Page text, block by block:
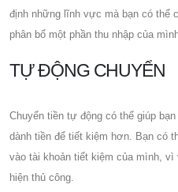
định những lĩnh vực mà bạn có thể
phân bổ một phần thu nhập của
TỰ ĐỘNG CHUYỂN
Chuyển tiền tự động có thể giúp
dành tiền để tiết kiệm hơn. Bạn có
vào tài khoản tiết kiệm của mình,
hiện thủ công.